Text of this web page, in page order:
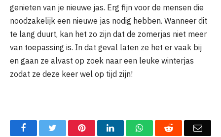
genieten van je nieuwe jas. Erg fijn voor de mensen die
noodzakelijk een nieuwe jas nodig hebben. Wanneer dit
te lang duurt, kan het zo zijn dat de zomerjas niet meer
van toepassing is. In dat geval laten ze het er vaak bij
en gaan ze alvast op zoek naar een leuke winterjas
zodat ze deze keer wel op tijd zijn!
FacebookTwitter PinterestLinkedInWhatsAppReddit